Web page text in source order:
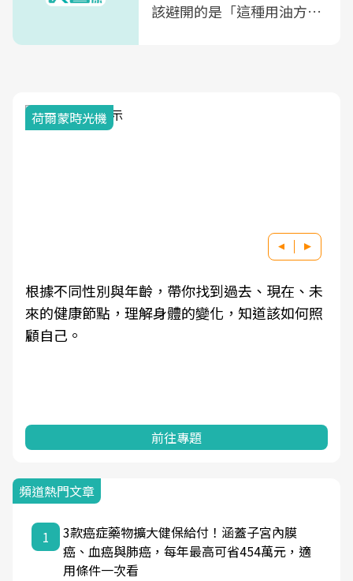
該避開的是「這種用油方
荷爾蒙時光機
根據不同性別與年齡，帶你找到過去、現在、未
來的健康節點，理解身體的變化，知道該如何照
顧自己。
前往專題
頻道熱門文章
1
3款癌症藥物擴大健保給付！涵蓋子宮內膜
癌、血癌與肺癌，每年最高可省454萬元，適
用條件一次看